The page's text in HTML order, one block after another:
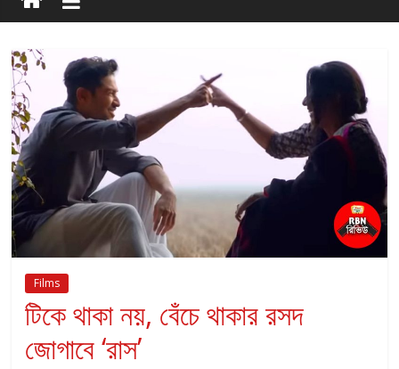
Films
টিকে থাকা নয়, বেঁচে থাকার রসদ
জোগাবে ‘রাস’